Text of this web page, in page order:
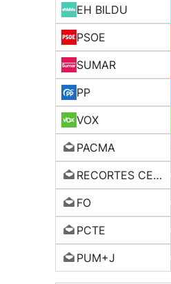
EH BILDU
PSOE
SUMAR
PP
VOX
PACMA
RECORTES CERO
FO
PCTE
PUM+J